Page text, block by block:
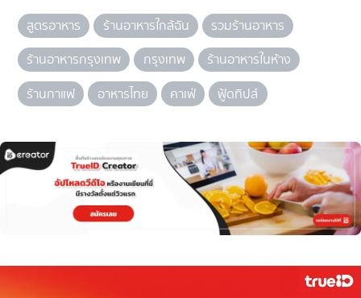
สูตรอาหาร ร้านอาหารใกล้ฉัน
รวมร้านอาหาร
ร้านอาหารกรุงเทพ
กรุงเทพ
ร้านอาหารในห้าง
ร้านกาแฟ
อาหารไทย คาเฟ่ ฟู้ดทิปส์